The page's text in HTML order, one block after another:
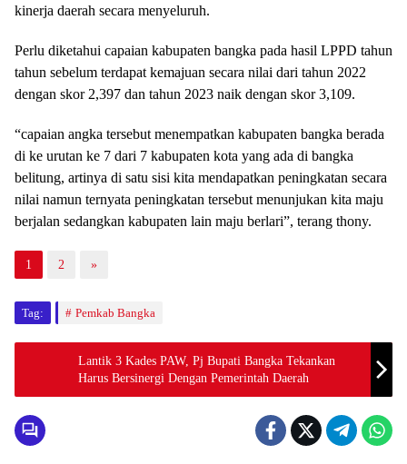
kinerja daerah secara menyeluruh.
Perlu diketahui capaian kabupaten bangka pada hasil LPPD tahun
tahun sebelum terdapat kemajuan secara nilai dari tahun 2022
dengan skor 2,397 dan tahun 2023 naik dengan skor 3,109.
“capaian angka tersebut menempatkan kabupaten bangka berada
di ke urutan ke 7 dari 7 kabupaten kota yang ada di bangka
belitung, artinya di satu sisi kita mendapatkan peningkatan secara
nilai namun ternyata peningkatan tersebut menunjukan kita maju
berjalan sedangkan kabupaten lain maju berlari”, terang thony.
1 2 »
Tag: Pemkab Bangka
Lantik 3 Kades PAW, Pj Bupati Bangka Tekankan
Harus Bersinergi Dengan Pemerintah Daerah